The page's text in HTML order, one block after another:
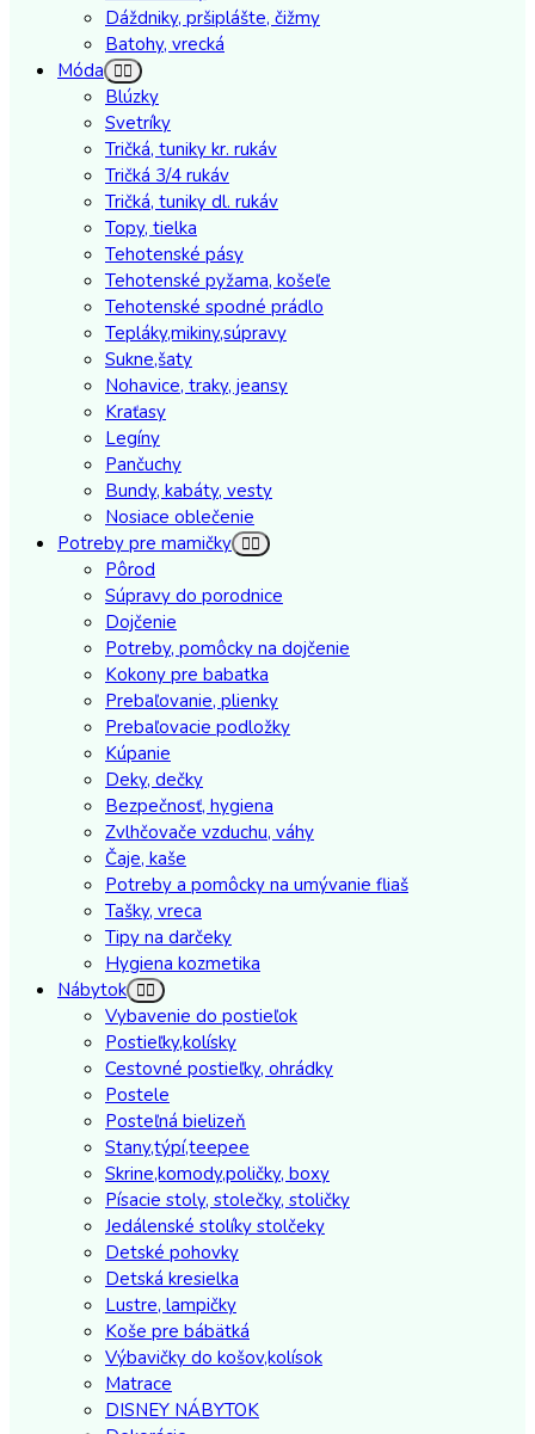
Dáždniky, pršiplášte, čižmy
Batohy, vrecká
Móda
Blúzky
Svetríky
Tričká, tuniky kr. rukáv
Tričká 3/4 rukáv
Tričká, tuniky dl. rukáv
Topy, tielka
Tehotenské pásy
Tehotenské pyžama, košeľe
Tehotenské spodné prádlo
Tepláky,mikiny,súpravy
Sukne,šaty
Nohavice, traky, jeansy
Kraťasy
Legíny
Pančuchy
Bundy, kabáty, vesty
Nosiace oblečenie
Potreby pre mamičky
Pôrod
Súpravy do porodnice
Dojčenie
Potreby, pomôcky na dojčenie
Kokony pre babatka
Prebaľovanie, plienky
Prebaľovacie podložky
Kúpanie
Deky, dečky
Bezpečnosť, hygiena
Zvlhčovače vzduchu, váhy
Čaje, kaše
Potreby a pomôcky na umývanie fliaš
Tašky, vreca
Tipy na darčeky
Hygiena kozmetika
Nábytok
Vybavenie do postieľok
Postieľky,kolísky
Cestovné postieľky, ohrádky
Postele
Posteľná bielizeň
Stany,týpí,teepee
Skrine,komody,poličky, boxy
Písacie stoly, stolečky, stoličky
Jedálenské stolíky stolčeky
Detské pohovky
Detská kresielka
Lustre, lampičky
Koše pre bábätká
Výbavičky do košov,kolísok
Matrace
DISNEY NÁBYTOK